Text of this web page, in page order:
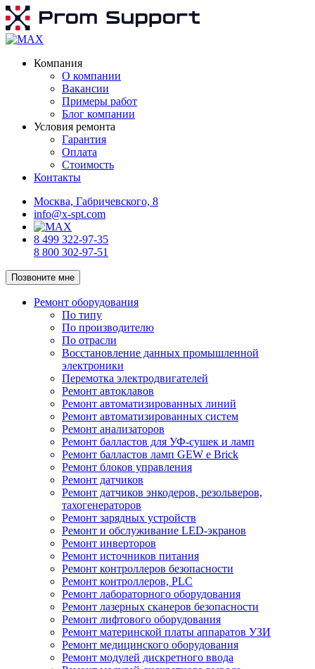
Компания
О компании
Вакансии
Примеры работ
Блог компании
Условия ремонта
Гарантия
Оплата
Стоимость
Контакты
Москва, Габричевского, 8
info@x-spt.com
8 499 322-97-35
8 800 302-97-51
Позвоните мне
Ремонт оборудования
По типу
По производителю
По отрасли
Восстановление данных промышленной
электроники
Перемотка электродвигателей
Ремонт автоклавов
Ремонт автоматизированных линий
Ремонт автоматизированных систем
Ремонт анализаторов
Ремонт балластов для УФ-сушек и ламп
Ремонт балластов ламп GEW e Brick
Ремонт блоков управления
Ремонт датчиков
Ремонт датчиков энкодеров, резольверов,
тахогенераторов
Ремонт зарядных устройств
Ремонт и обслуживание LED-экранов
Ремонт инверторов
Ремонт источников питания
Ремонт контроллеров безопасности
Ремонт контроллеров, PLC
Ремонт лабораторного оборудования
Ремонт лазерных сканеров безопасности
Ремонт лифтового оборудования
Ремонт материнской платы аппаратов УЗИ
Ремонт медицинского оборудования
Ремонт модулей дискретного ввода